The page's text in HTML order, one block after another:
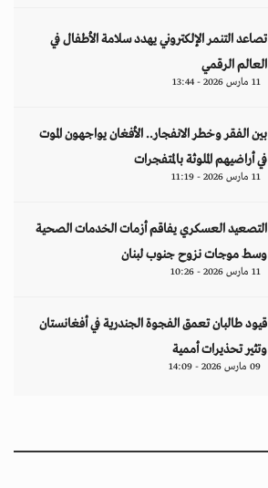
تصاعد التنمر الإلكتروني يهدد سلامة الأطفال في
العالم الرقمي
11 مارس 2026 - 13:44
بين الفقر وخطر الانفجار.. الأفغان يواجهون الموت
في أراضيهم الملوثة بالمتفجرات
11 مارس 2026 - 11:19
التصعيد العسكري يفاقم أزمات الخدمات الصحية
وسط موجات نزوح جنوب لبنان
11 مارس 2026 - 10:26
قيود طالبان تعمق الفجوة الجندرية في أفغانستان
وتثير تحذيرات أممية
09 مارس 2026 - 14:09